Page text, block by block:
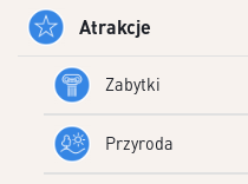
Atrakcje
Zabytki
Przyroda